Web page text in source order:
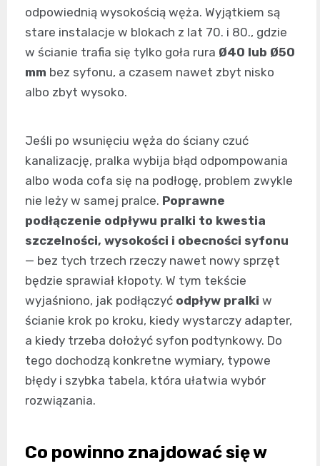
odpowiednią wysokością węża. Wyjątkiem są
stare instalacje w blokach z lat 70. i 80., gdzie
w ścianie trafia się tylko goła rura Ø40 lub Ø50
mm bez syfonu, a czasem nawet zbyt nisko
albo zbyt wysoko.
Jeśli po wsunięciu węża do ściany czuć
kanalizację, pralka wybija błąd odpompowania
albo woda cofa się na podłogę, problem zwykle
nie leży w samej pralce. Poprawne
podłączenie odpływu pralki to kwestia
szczelności, wysokości i obecności syfonu
— bez tych trzech rzeczy nawet nowy sprzęt
będzie sprawiał kłopoty. W tym tekście
wyjaśniono, jak podłączyć odpływ pralki w
ścianie krok po kroku, kiedy wystarczy adapter,
a kiedy trzeba dołożyć syfon podtynkowy. Do
tego dochodzą konkretne wymiary, typowe
błędy i szybka tabela, która ułatwia wybór
rozwiązania.
Co powinno znajdować się w